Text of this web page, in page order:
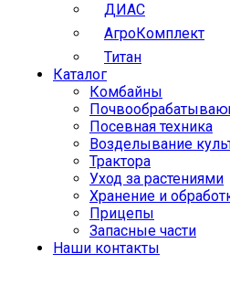
ДИАС
АгроКомплект
Титан
Каталог
Комбайны
Посевная техника
Возделывание
Трактора
Уход за растениями
Хранение и
Прицепы
Запасные части
Наши контакты